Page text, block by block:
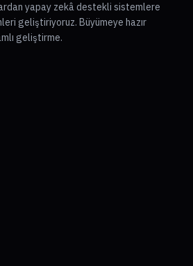
yapay zekâ destekli sistemlere
geliştiriyoruz. Büyümeye hazır
geliştirme.